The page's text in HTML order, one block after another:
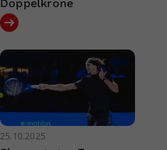
Doppelkrone
25.10.2025